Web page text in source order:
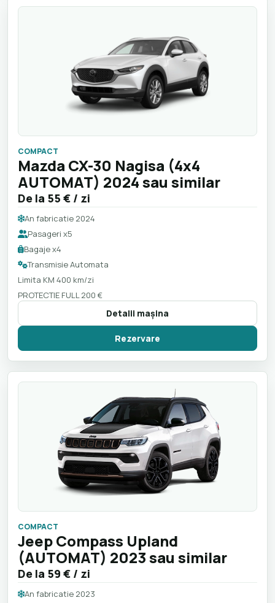
COMPACT
Mazda CX-30 Nagisa (4x4
AUTOMAT) 2024 sau similar
De la 55 € / zi
An fabricatie 2024
Pasageri x5
Bagaje x4
Transmisie Automata
Limita KM 400 km/zi
PROTECTIE FULL 200 €
Detalii maşina
Rezervare
COMPACT
Jeep Compass Upland
(AUTOMAT) 2023 sau similar
De la 59 € / zi
An fabricatie 2023